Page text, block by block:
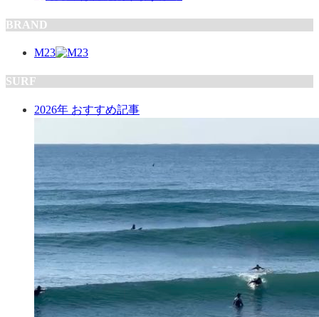
BRAND
M23
SURF
2026年 おすすめ記事